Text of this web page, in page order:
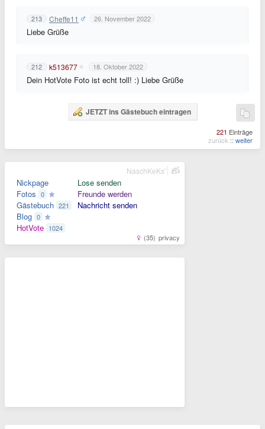
213 Cheffe11 26. November 2022
Liebe Grüße
212 k513677 18. Oktober 2022
Dein HotVote Foto ist echt toll! :) Liebe Grüße
JETZT ins Gästebuch eintragen
221 Einträge
zurück :: weiter
Nickpage
Fotos 0
Gästebuch 221
Blog 0
HotVote 1024
Lose senden
Freunde werden
Nachricht senden
(35) privacy
NaschKeKs'